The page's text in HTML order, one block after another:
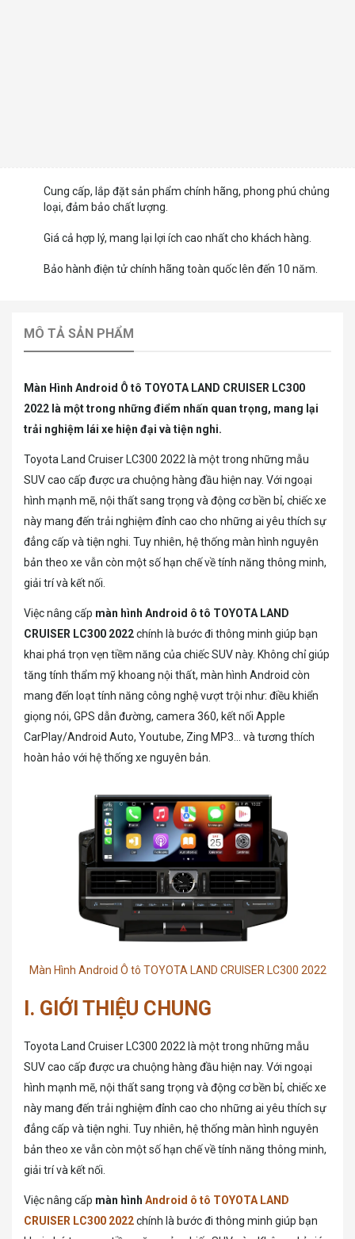
Cung cấp, lắp đặt sản phẩm chính hãng, phong phú chủng
loại, đảm bảo chất lượng.
Giá cả hợp lý, mang lại lợi ích cao nhất cho khách hàng.
Bảo hành điện tử chính hãng toàn quốc lên đến 10 năm.
MÔ TẢ SẢN PHẨM
Màn Hình Android Ô tô TOYOTA LAND CRUISER LC300
2022 là một trong những điểm nhấn quan trọng, mang lại
trải nghiệm lái xe hiện đại và tiện nghi.
Toyota Land Cruiser LC300 2022 là một trong những mẫu
SUV cao cấp được ưa chuộng hàng đầu hiện nay. Với ngoại
hình mạnh mẽ, nội thất sang trọng và động cơ bền bỉ, chiếc xe
này mang đến trải nghiệm đỉnh cao cho những ai yêu thích sự
đẳng cấp và tiện nghi. Tuy nhiên, hệ thống màn hình nguyên
bản theo xe vẫn còn một số hạn chế về tính năng thông minh,
giải trí và kết nối.
Việc nâng cấp màn hình Android ô tô TOYOTA LAND
CRUISER LC300 2022chính là bước đi thông minh giúp bạn
khai phá trọn vẹn tiềm năng của chiếc SUV này. Không chỉ giúp
tăng tính thẩm mỹ khoang nội thất, màn hình Android còn
mang đến loạt tính năng công nghệ vượt trội như: điều khiển
giọng nói, GPS dẫn đường, camera 360, kết nối Apple
CarPlay/Android Auto, Youtube, Zing MP3… và tương thích
hoàn hảo với hệ thống xe nguyên bản.
Màn Hình Android Ô tô TOYOTA LAND CRUISER LC300 2022
I. GIỚI THIỆU CHUNG
Toyota Land Cruiser LC300 2022 là một trong những mẫu
SUV cao cấp được ưa chuộng hàng đầu hiện nay. Với ngoại
hình mạnh mẽ, nội thất sang trọng và động cơ bền bỉ, chiếc xe
này mang đến trải nghiệm đỉnh cao cho những ai yêu thích sự
đẳng cấp và tiện nghi. Tuy nhiên, hệ thống màn hình nguyên
bản theo xe vẫn còn một số hạn chế về tính năng thông minh,
giải trí và kết nối.
Việc nâng cấp màn hình Android ô tô TOYOTA LAND
CRUISER LC300 2022chính là bước đi thông minh giúp bạn